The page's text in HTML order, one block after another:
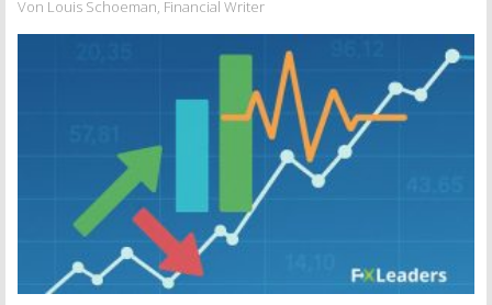
Von Louis Schoeman, Financial Writer